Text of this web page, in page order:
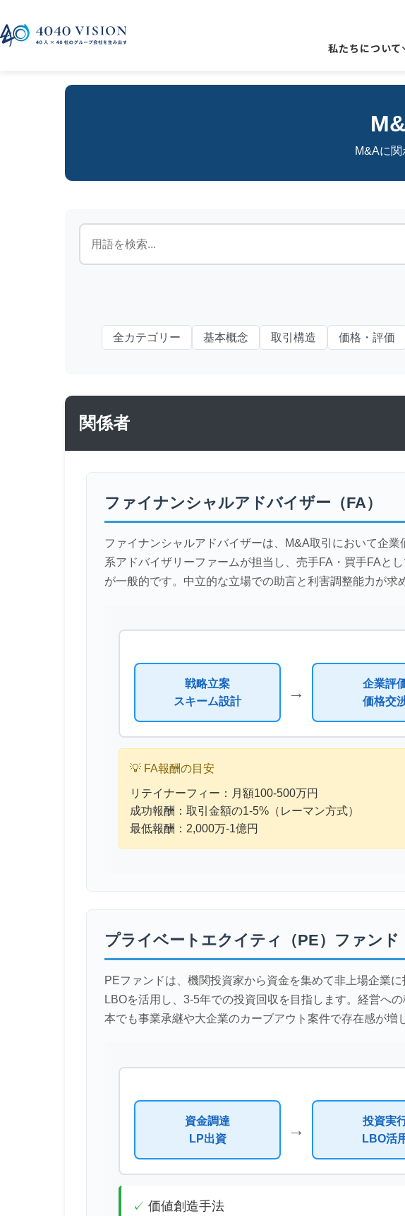
私たちについて
M&Aに
全カテゴリー 基本概念 取引構造 価格・評価
関係者
ファイナンシャルアドバイザー（FA）
ファイナンシャルアドバイザーは、M&A取引において企
系アドバイザリーファームが担当し、売手FA・買手FAと
が一般的です。中立的な立場での助言と利害調整能力が求
戦略立案
スキーム設計
→
企業評
価格交
💡 FA報酬の目安
リテイナーフィー：月額100-500万円
成功報酬：取引金額の1-5%（レーマン方式）
最低報酬：2,000万-1億円
プライベートエクイティ（PE）ファンド
PEファンドは、機関投資家から資金を集めて非上場企業
LBOを活用し、3-5年での投資回収を目指します。経営へ
本でも事業承継や大企業のカーブアウト案件で存在感が増
資金調達
LP出資
→
投資実
LBO活
価値創造手法